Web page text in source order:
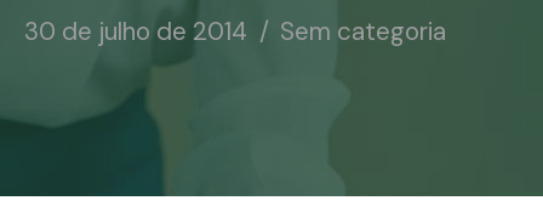
30 de julho de 2014 Sem categoria